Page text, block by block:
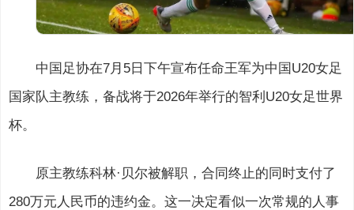
中国足协在7月5日下午宣布任命王军为中国U20女足
国家队主教练，备战将于2026年举行的智利U20女足世界
杯。
原主教练科林·贝尔被解职，合同终止的同时支付了
280万元人民币的违约金。这一决定看似一次常规的人事